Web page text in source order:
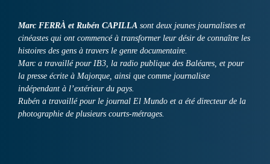
Marc FERRÀ et Rubén CAPILLA sont deux jeunes journalistes et
cinéastes qui ont commencé à transformer leur désir de connaître les
histoires des gens à travers le genre documentaire.
Marc a travaillé pour IB3, la radio publique des Baléares, et pour
la presse écrite à Majorque, ainsi que comme journaliste
indépendant à l’extérieur du pays.
Rubén a travaillé pour le journal El Mundo et a été directeur de la
photographie de plusieurs courts-métrages.